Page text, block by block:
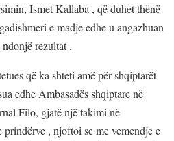
Ismet Kallaba , që duhet thënë
e madje edhe u angazhuan
rezultat .
që ka shteti amë për shqiptarët
edhe Ambasadës shqiptare në
Filo, gjatë një takimi në
prindërve , njoftoi se me vemendje e